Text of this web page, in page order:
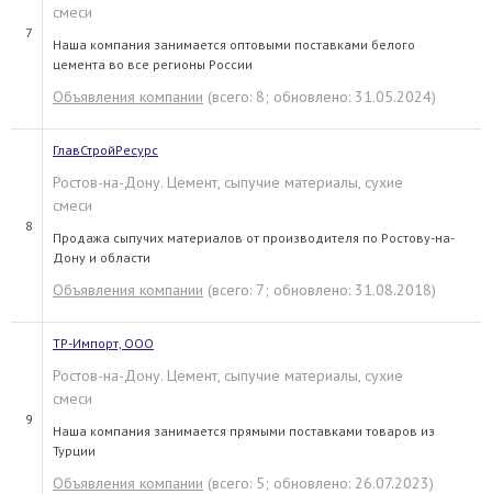
7
смеси
Наша компания занимается оптовыми поставками белого
цемента во все регионы России
Объявления компании (всего: 8; обновлено: 31.05.2024)
8
ГлавСтройРесурс
Ростов-на-Дону. Цемент, сыпучие материалы, сухие
смеси
Продажа сыпучих материалов от производителя по Ростову-на-
Дону и области
Объявления компании (всего: 7; обновлено: 31.08.2018)
9
ТР-Импорт, ООО
Ростов-на-Дону. Цемент, сыпучие материалы, сухие
смеси
Наша компания занимается прямыми поставками товаров из
Турции
Объявления компании (всего: 5; обновлено: 26.07.2023)